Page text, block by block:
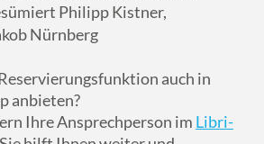
Philipp Kistner,
Nürnberg
auch in
anbieten?
Ihre Ansprechperson im Libri-